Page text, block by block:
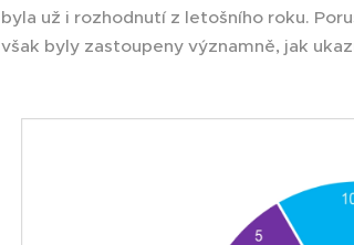
byla už i rozhodnutí z letošního roku.
však byly zastoupeny významně, jak